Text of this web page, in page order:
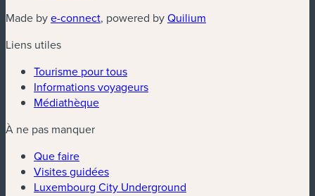
Made bye-connect(nouvelle fenêtre)
, powered byQuilium
Liens utiles
Tourisme pour tous
Informations voyageurs
Médiathèque
À ne pas manquer
Que faire
Visites guidées
Luxembourg City Underground